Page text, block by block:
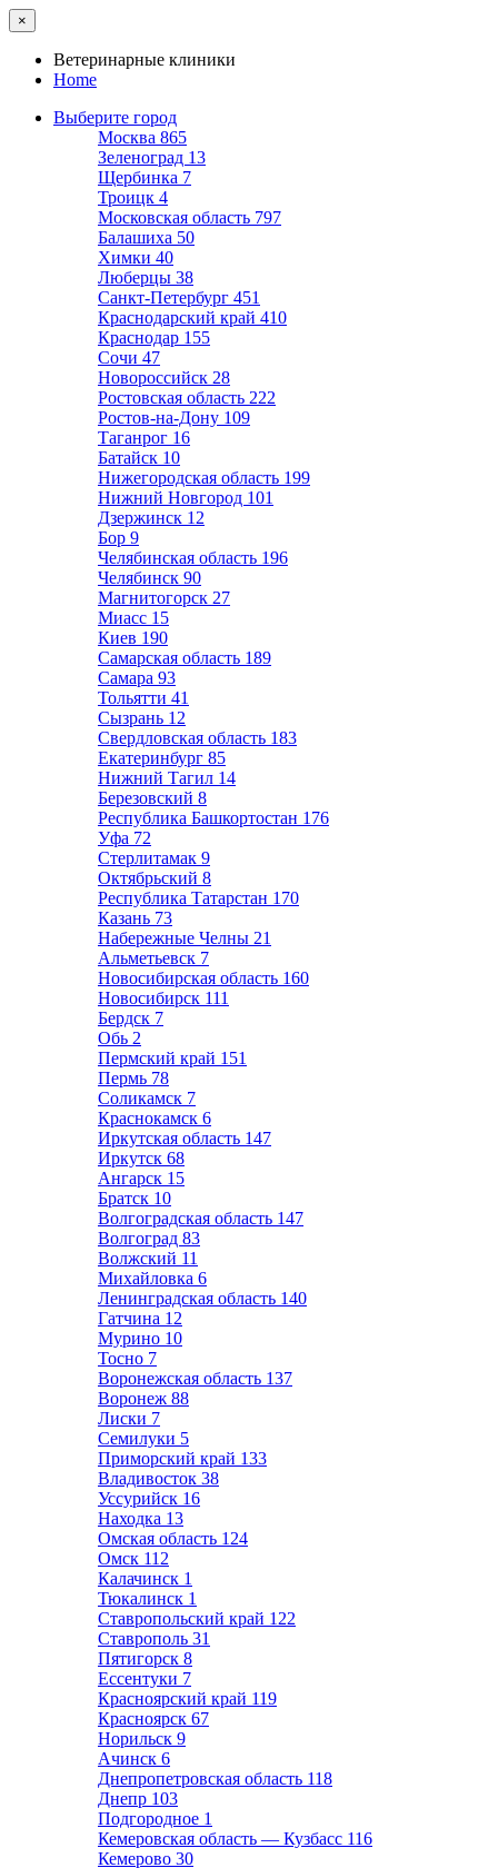
×
Ветеринарные клиники
Home
Выберите город
Москва 865
Зеленоград 13
Щербинка 7
Троицк 4
Московская область 797
Балашиха 50
Химки 40
Люберцы 38
Санкт-Петербург 451
Краснодарский край 410
Краснодар 155
Сочи 47
Новороссийск 28
Ростовская область 222
Ростов-на-Дону 109
Таганрог 16
Батайск 10
Нижегородская область 199
Нижний Новгород 101
Дзержинск 12
Бор 9
Челябинская область 196
Челябинск 90
Магнитогорск 27
Миасс 15
Киев 190
Самарская область 189
Самара 93
Тольятти 41
Сызрань 12
Свердловская область 183
Екатеринбург 85
Нижний Тагил 14
Березовский 8
Республика Башкортостан 176
Уфа 72
Стерлитамак 9
Октябрьский 8
Республика Татарстан 170
Казань 73
Набережные Челны 21
Альметьевск 7
Новосибирская область 160
Новосибирск 111
Бердск 7
Обь 2
Пермский край 151
Пермь 78
Соликамск 7
Краснокамск 6
Иркутская область 147
Иркутск 68
Ангарск 15
Братск 10
Волгоградская область 147
Волгоград 83
Волжский 11
Михайловка 6
Ленинградская область 140
Гатчина 12
Мурино 10
Тосно 7
Воронежская область 137
Воронеж 88
Лиски 7
Семилуки 5
Приморский край 133
Владивосток 38
Уссурийск 16
Находка 13
Омская область 124
Омск 112
Калачинск 1
Тюкалинск 1
Ставропольский край 122
Ставрополь 31
Пятигорск 8
Ессентуки 7
Красноярский край 119
Красноярск 67
Норильск 9
Ачинск 6
Днепропетровская область 118
Днепр 103
Подгородное 1
Кемеровская область — Кузбасс 116
Кемерово 30